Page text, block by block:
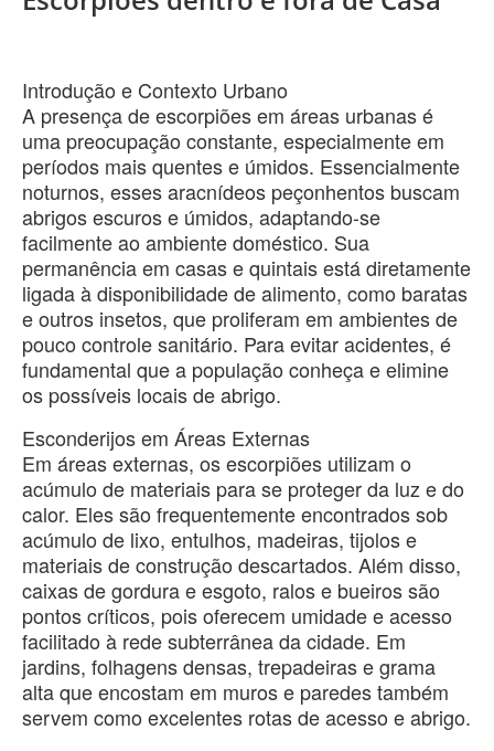
​Introdução e Contexto Urbano
​A presença de escorpiões em áreas urbanas é
uma preocupação constante, especialmente em
períodos mais quentes e úmidos. Essencialmente
noturnos, esses aracnídeos peçonhentos buscam
abrigos escuros e úmidos, adaptando-se
facilmente ao ambiente doméstico. Sua
permanência em casas e quintais está diretamente
ligada à disponibilidade de alimento, como baratas
e outros insetos, que proliferam em ambientes de
pouco controle sanitário. Para evitar acidentes, é
fundamental que a população conheça e elimine
os possíveis locais de abrigo.
​Esconderijos em Áreas Externas
​Em áreas externas, os escorpiões utilizam o
acúmulo de materiais para se proteger da luz e do
calor. Eles são frequentemente encontrados sob
acúmulo de lixo, entulhos, madeiras, tijolos e
materiais de construção descartados. Além disso,
caixas de gordura e esgoto, ralos e bueiros são
pontos críticos, pois oferecem umidade e acesso
facilitado à rede subterrânea da cidade. Em
jardins, folhagens densas, trepadeiras e grama
alta que encostam em muros e paredes também
servem como excelentes rotas de acesso e abrigo.